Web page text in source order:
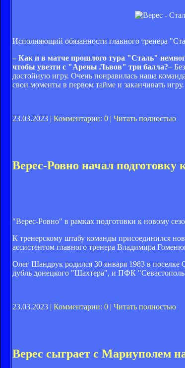
Исполняющий обязанности главного тренера
– Как и в матче прошлого тура "Сталь"
чтобы увезти с "Арены Львов" три балла?–
достойную игру. Очень понравилась наша
свои моменты в первом тайме и заканчивать
23.03.2023 | Комментарии: 0 Читать полностью
Верес-Ровно начал подготовку
"Верес-Ровно" в рамках подготовки к новому
К тренерскому штабу команды присоединился
ассистентом главного тренера Владимира
Олег Шандрук родился 30 января 1983 в
дубль донецкого "Шахтера", и ПФК
23.03.2023 | Комментарии: 0 | Читать полностью
Верес сыграет с Мариуполем